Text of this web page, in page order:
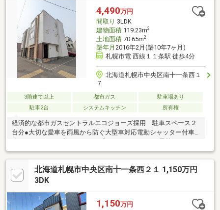
━━━━━・・・物件の詳細・ご相談はお気軽にお問い合わせく
ださい。
4,490万円
間取り 3LDK
建物面積119.23m2
土地面積70.65m2
築年月 2016年2月(築10年7ヶ月)
札幌市電 西線１１条駅 徒歩4分
北海道札幌市中央区南十一条西１
７
3階建て以上 都市ガス
駐車場あり
駐車2台
システムキッチン 所有権
経済的な都市ガスセントラルエコジョーズ採用 駐車スペース２
台分●大切な愛車を雨風から防ぐ大型車対応電動シャッター付車
ースは最大幅２．３ｍ、長さ４．９ｍです。●２階と３階にエア
コン付き。●家事の負担が減り、天候・時間を気にせずにお洗濯
ができる乾燥機幹太くん採用。●全居室にクローゼットがあり、
収納豊富です。●周辺には、スーパー、ドラッグストアなどがあ
も安心です。
北海道札幌市中央区南十一条西２１ 1,150万円
3DK
1,150万円